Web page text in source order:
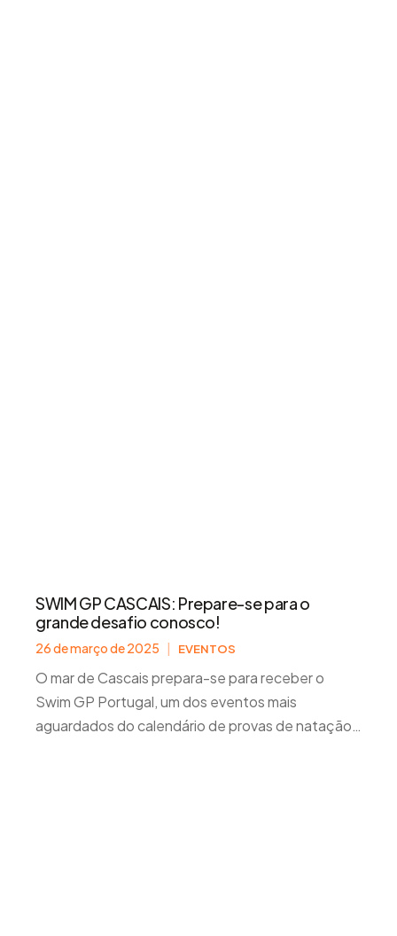
SWIM GP CASCAIS: Prepare-se para o
grande desafio conosco!
26 de março de 2025 | EVENTOS
O mar de Cascais prepara-se para receber o
Swim GP Portugal, um dos eventos mais
aguardados do calendário de provas de natação